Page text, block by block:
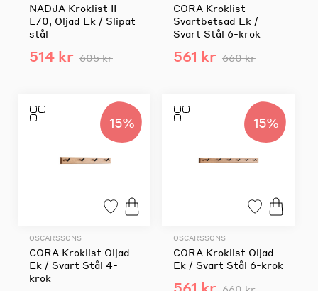
NADJA Kroklist II
L70, Oljad Ek / Slipat
stål
514 kr 605 kr
CORA Kroklist
Svartbetsad Ek /
Svart Stål 6-krok
561 kr 660 kr
15%
OSCARSSONS
CORA Kroklist Oljad
Ek / Svart Stål 4-
krok
15%
OSCARSSONS
CORA Kroklist Oljad
Ek / Svart Stål 6-krok